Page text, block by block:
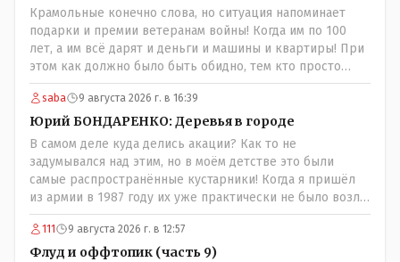
Крамольные конечно слова, но ситуация напоминает
подарки и премии ветеранам войны! Когда им по 100
лет, а им всё дарят и деньги и машины и квартиры! При
этом как должно было быть обидно, тем кто просто
выживал в эти годы отказывая себе во всём и работая
для фронта! Не всем повезло и получить медаль" За
доблестный труд в годы ВОВ", там хоть какие то льготы
были! А тут? Может всё таки стоит оценивать по
степени заинтересованности в высшем образовании, а
не по степени того , как тебе не повезло в жизни?
saba 9 августа 2026 г. в 16:39
Юрий БОНДАРЕНКО: Деревья в городе
В самом деле куда делись акации? Как то не
задумывался над этим, но в моём детстве это были
самые распространённые кустарники! Когда я пришёл
из армии в 1987 году их уже практически не было возле
родительского дома по улице Амангельды! А что
случилось то, с целым видом кустарника?
111 9 августа 2026 г. в 12:57
Флуд и оффтопик (часть 9)